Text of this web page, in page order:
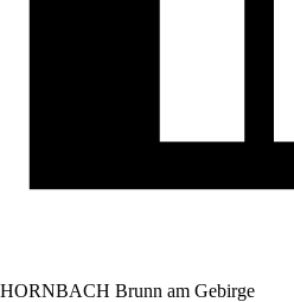
HORNBACH Brunn am Gebirge